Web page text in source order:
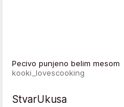
Pecivo punjeno belim mesom
kooki_lovescooking
StvarUkusa